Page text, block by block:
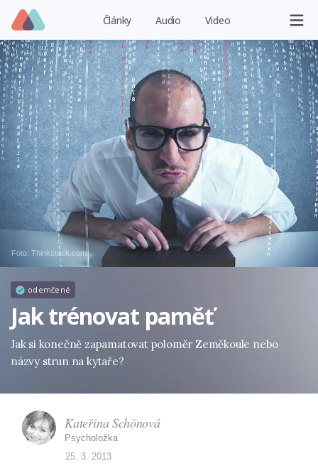
Články Audio Video
Foto: Thinkstock.com
odemčené
Jak trénovat paměť
Jak si konečně zapamatovat poloměr Zeměkoule nebo
názvy strun na kytaře?
Kateřina Schönová
Psycholožka
25. 3. 2013